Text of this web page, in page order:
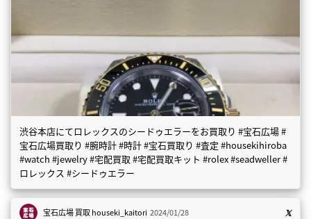
渋谷本店にてロレックスのシードゥエラーをお買取り #宝石広場 #
宝石広場買取り #腕時計 #時計 #宝石買取り #査定 #housekihiroba
#watch #jewelry #宅配買取 #宅配買取キット #rolex #seadweller #
ロレックス #シードゥエラー
宝石広場 買取houseki_kaitori 2024/01/28